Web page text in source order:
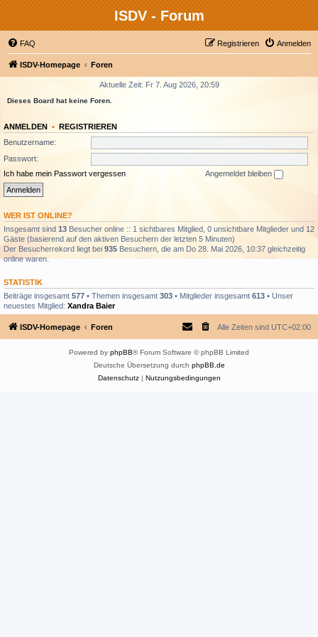
ISDV - Forum
FAQ Anmelden
Registrieren
ISDV-Homepage Foren
Aktuelle Zeit: Fr 7. Aug 2026, 20:59
Dieses Board hat keine Foren.
ANMELDEN • REGISTRIEREN
Benutzername:
Passwort:
Ich habe mein Passwort vergessen
Angemeldet bleiben
WER IST ONLINE?
Insgesamt sind 13 Besucher online :: 1 sichtbares Mitglied, 0 unsichtbare Mitglieder und 12
Gäste (basierend auf den aktiven Besuchern der letzten 5 Minuten)
Der Besucherrekord liegt bei 935 Besuchern, die am Do 28. Mai 2026, 10:37 gleichzeitig
online waren.
STATISTIK
Beiträge insgesamt 577 • Themen insgesamt 303 • Mitglieder insgesamt 613 • Unser
neuestes Mitglied: Xandra Baier
ISDV-Homepage Foren Alle Zeiten sind UTC+02:00
Powered by phpBB® Forum Software © phpBB Limited
Deutsche Übersetzung durch phpBB.de
Datenschutz| Nutzungsbedingungen